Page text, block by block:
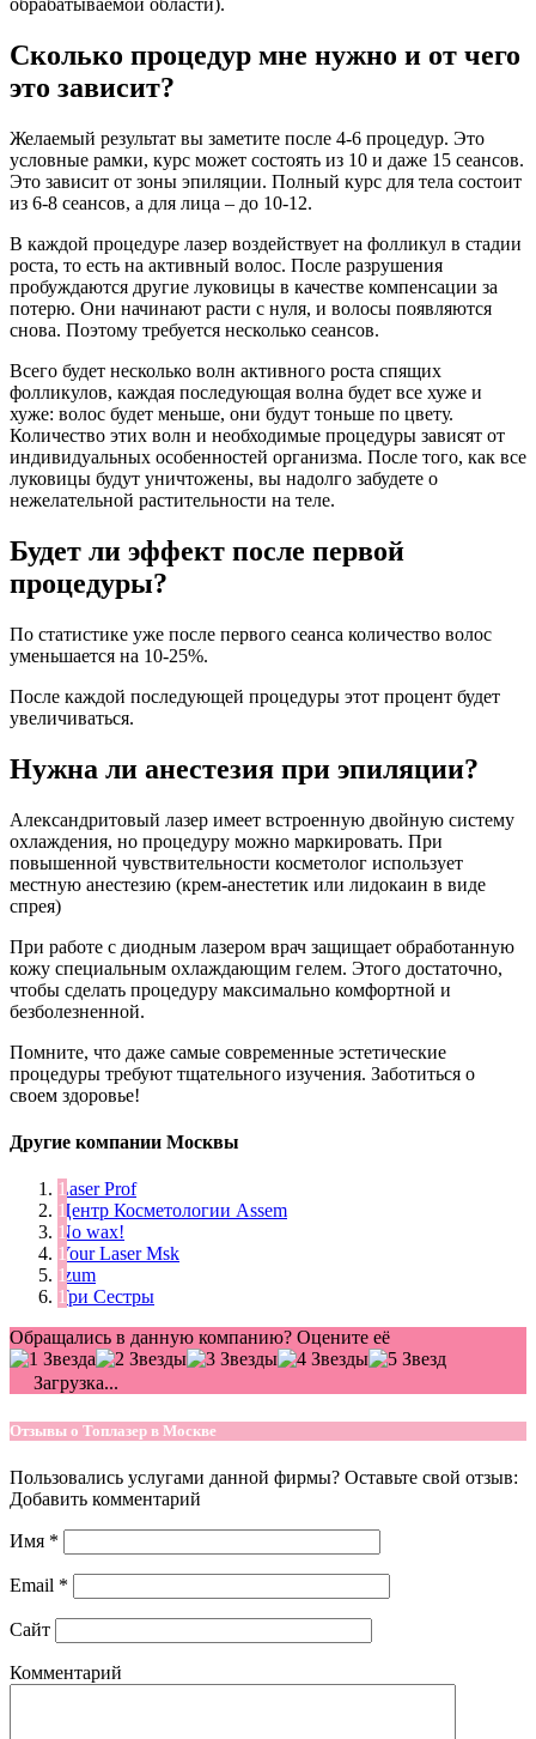
обрабатываемой области).
Сколько процедур мне нужно и от чего
это зависит?
Желаемый результат вы заметите после 4-6 процедур. Это
условные рамки, курс может состоять из 10 и даже 15 сеансов.
Это зависит от зоны эпиляции. Полный курс для тела состоит
из 6-8 сеансов, а для лица – до 10-12.
В каждой процедуре лазер воздействует на фолликул в стадии
роста, то есть на активный волос. После разрушения
пробуждаются другие луковицы в качестве компенсации за
потерю. Они начинают расти с нуля, и волосы появляются
снова. Поэтому требуется несколько сеансов.
Всего будет несколько волн активного роста спящих
фолликулов, каждая последующая волна будет все хуже и
хуже: волос будет меньше, они будут тоньше по цвету.
Количество этих волн и необходимые процедуры зависят от
индивидуальных особенностей организма. После того, как все
луковицы будут уничтожены, вы надолго забудете о
нежелательной растительности на теле.
Будет ли эффект после первой
процедуры?
По статистике уже после первого сеанса количество волос
уменьшается на 10-25%.
После каждой последующей процедуры этот процент будет
увеличиваться.
Нужна ли анестезия при эпиляции?
Александритовый лазер имеет встроенную двойную систему
охлаждения, но процедуру можно маркировать. При
повышенной чувствительности косметолог использует
местную анестезию (крем-анестетик или лидокаин в виде
спрея)
При работе с диодным лазером врач защищает обработанную
кожу специальным охлаждающим гелем. Этого достаточно,
чтобы сделать процедуру максимально комфортной и
безболезненной.
Помните, что даже самые современные эстетические
процедуры требуют тщательного изучения. Заботиться о
своем здоровье!
Другие компании Москвы
Laser Prof
Центр Косметологии Assem
No wax!
Your Laser Msk
Izum
Три Сестры
Обращались в данную компанию? Оцените её
Загрузка...
Отзывы о Топлазер в Москве
Пользовались услугами данной фирмы? Оставьте свой отзыв:
Добавить комментарий
Имя *
Email *
Сайт
Комментарий